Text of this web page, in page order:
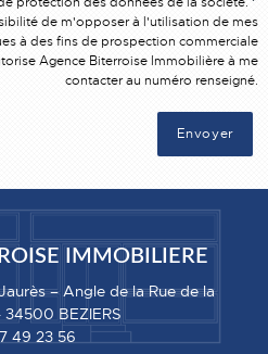
de m'opposer à l'utilisation de mes
à des fins de prospection commerciale
Agence Biterroise Immobilière à me
contacter au numéro renseigné.
IMMOBILIERE
– Angle de la Rue de la
34500 BEZIERS
49 23 56